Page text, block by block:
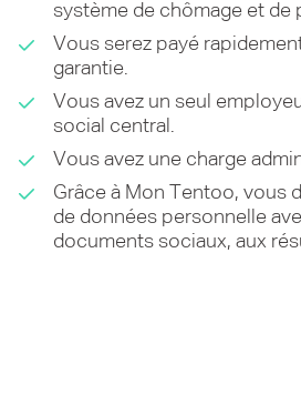
système de chômage et de
Vous serez payé
garantie.
Vous avez un seul
social central.
Vous avez une charge
Grâce à Mon Tentoo, vous
de données personnelle
documents sociaux, aux